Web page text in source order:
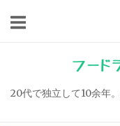
フード
20代で独立して10余年